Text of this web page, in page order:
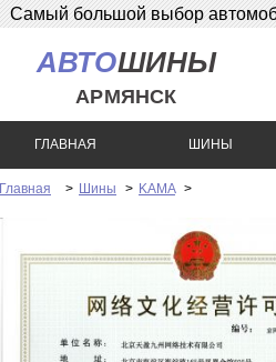
Самый большой выбор
АВТОШИНЫ
АРМЯНСК
ГЛАВНАЯ ШИНЫ
Главная > Шины > KAMA >